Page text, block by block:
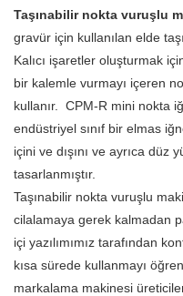
Taşınabilir nokta vuruşlu
gravür için kullanılan elde
Kalıcı işaretler oluşturmak
bir kalemle vurmayı içeren
kullanır.
CPM-R mini nokta
endüstriyel sınıf bir elmas
içini ve dışını ve ayrıca
tasarlanmıştır.
Taşınabilir nokta vuruşlu
cilalamaya gerek kalmadan
içi yazılımımız tarafından
kısa sürede kullanmayı
markalama makinesi
katma değerlidir.Daha fazla
bilgi için lütfen bizimle
geçin.
küçük olması (kullanışlı)
ürünlerinize kesinlikle değer
katacaktır.Daha fazla bilgi için
lütfen bizimle iletişime geçin.
özel olarak tasarlanmıştır.
Minimum çalışma alanı
kaplayan kompakt bir tasarıma
ve 75 W'lık ultra düşük güç
tüketimine sahiptir. Ek cilalama
gerektirmeden yüksek
parlaklıkta parlak bir yüzey
etmek için işaretleme için bir
elmas pim kullanır. Tüm
WINDOWS uyumlu yazı
tiplerini, dilleri ve tek renkli bit
eşlem resimlerini